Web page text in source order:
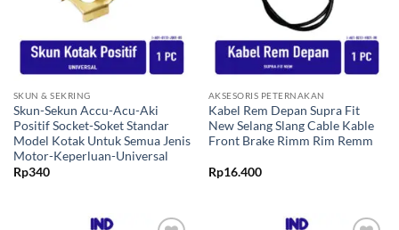
SKUN & SEKRING
Skun-Sekun Accu-Acu-Aki
Positif Socket-Soket Standar
Model Kotak Untuk Semua Jenis
Motor-Keperluan-Universal
Rp340
AKSESORIS PETERNAKAN
Kabel Rem Depan Supra Fit
New Selang Slang Cable Kable
Front Brake Rimm Rim Remm
Rp16.400